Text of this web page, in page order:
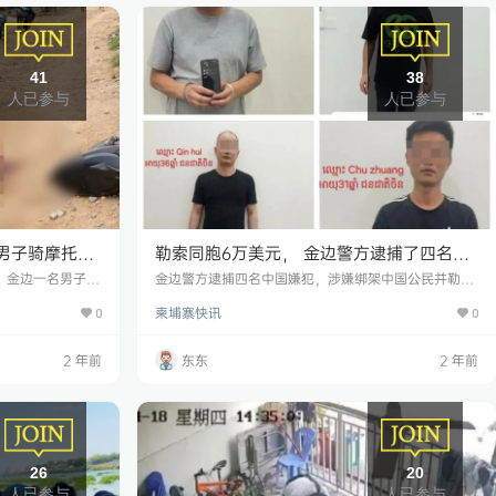
41
人已参与
子骑摩托勇
金边一名男子骑
岁，是一家生
西驶来的火车
事发前，列车持
0
2 年前
38
人已参与
勒索同胞6万美元， 金边警方逮捕了四名中
国嫌犯被送交法院！
金边警方逮捕四名中国嫌犯，涉嫌绑架中国公民并勒索
嫌绑架中国公民并勒索钱财的中国嫌犯。 这四人分别是
公司员工。 2、QIN HUI，男，37岁，职业：网络公司
员工。 3、ZHENG YONG，男，45岁，职业不明。
露，这起绑…
柬埔寨快讯 0
东东 2 年前
26
20